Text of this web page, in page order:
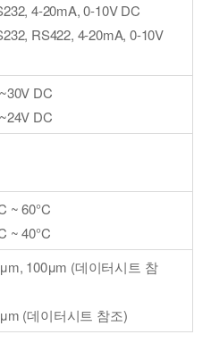
4-20mA, 0-10V DC
RS422, 4-20mA, 0-10V
DC
DC
~ 60°C
~ 40°C
100μm (데이터시트 참
(데이터시트 참조)